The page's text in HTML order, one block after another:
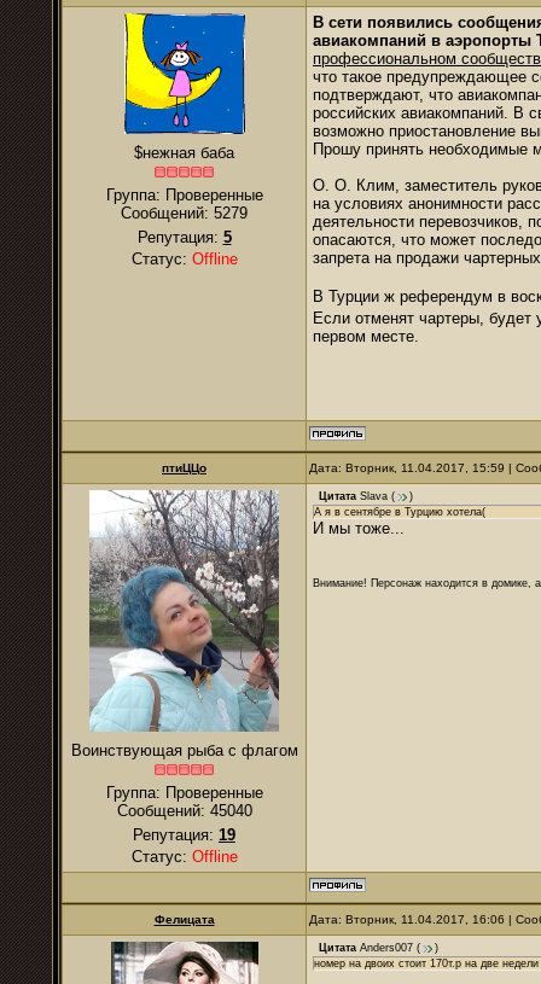
$нежная баба
Группа: Проверенные
Сообщений: 5279
Репутация: 5
Статус: Offline
В сети появились
авиакомпаний в аэропорты
профессиональном
что такое предупреждающее
подтверждают, что
российских авиакомпаний. В
возможно приостановление
Прошу принять необходимые
О. О. Клим, заместитель
на условиях анонимности
деятельности перевозчиков,
опасаются, что может
запрета на продажи
В Турции ж референдум в
Если отменят чартеры,
первом месте.
птиЦЦо Дата: Вторник, 11.04.2017, 15:59 |
Воинствующая рыба с флагом
Группа: Проверенные
Сообщений: 45040
Репутация: 19
Статус: Offline
Цитата Slava (
)
А я в сентябре в Турцию хотела(
И мы тоже...
Внимание! Персонаж находится в домике,
Фелицата Дата: Вторник, 11.04.2017, 16:06 |
Цитата Anders007 (
)
номер на двоих стоит 170т.р на две